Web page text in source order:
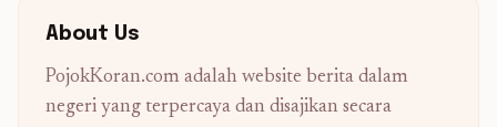
About Us
PojokKoran.com adalah website berita dalam
negeri yang terpercaya dan disajikan secara